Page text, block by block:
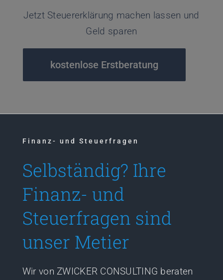
Jetzt Steuererklärung machen lassen und
Geld sparen
kostenlose Erstberatung
Finanz- und Steuerfragen
Selbständig? Ihre
Finanz- und
Steuerfragen sind
unser Metier
Wir von ZWICKER CONSULTING beraten